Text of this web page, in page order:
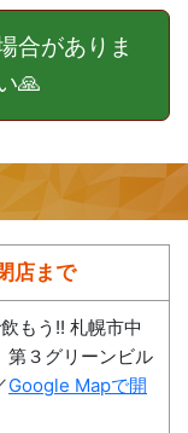
合がありま
🙏
店まで
もう!! 札幌市中
第３グリーンビル
Google Mapで開